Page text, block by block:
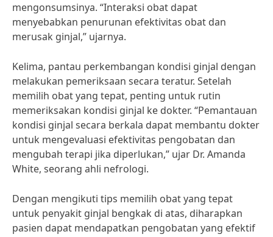
mengonsumsinya. “Interaksi obat dapat
menyebabkan penurunan efektivitas obat dan
merusak ginjal,” ujarnya.
Kelima, pantau perkembangan kondisi ginjal dengan
melakukan pemeriksaan secara teratur. Setelah
memilih obat yang tepat, penting untuk rutin
memeriksakan kondisi ginjal ke dokter. “Pemantauan
kondisi ginjal secara berkala dapat membantu dokter
untuk mengevaluasi efektivitas pengobatan dan
mengubah terapi jika diperlukan,” ujar Dr. Amanda
White, seorang ahli nefrologi.
Dengan mengikuti tips memilih obat yang tepat
untuk penyakit ginjal bengkak di atas, diharapkan
pasien dapat mendapatkan pengobatan yang efektif